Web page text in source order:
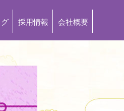
採用情報 会社概要